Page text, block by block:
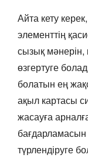
Айта кету
элементтің
сызық
өзгертуге
болатын ең
ақыл картасы
жасауға
түрлендіруге